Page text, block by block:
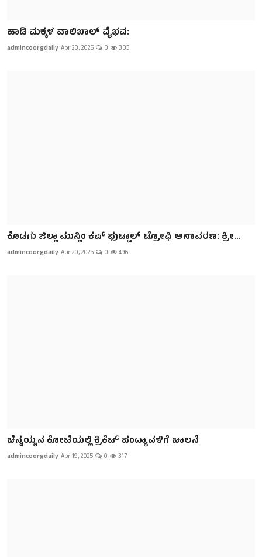
ಹಾಡಿ ಮಕ್ಕಳ ವಾಲಿಬಾಲ್ ವೈಭವ:
admincoorgdaily Apr 20, 2025 0 303
ಕೊಡಗು ಜಿಲ್ಲಾ‌ ಮುಸ್ಲಿಂ ಕಪ್ ಫುಟ್ಬಾಲ್ ಟ್ರೋಫಿ ಅನಾವರಣ: ಕ್ರೀ...
admincoorgdaily Apr 20, 2025 0 496
ಚೆನ್ನಯ್ಯನ ಕೋಟೆಯಲ್ಲಿ ಕ್ರಿಕೆಟ್ ಪಂದ್ಯಾವಳಿಗೆ ಚಾಲನೆ
admincoorgdaily Apr 19, 2025 0 317